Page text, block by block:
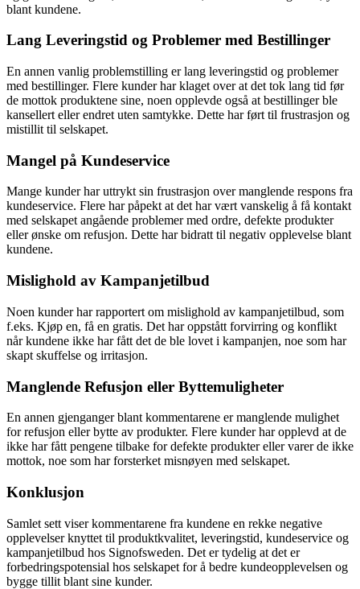
blant kundene.
Lang Leveringstid og Problemer med Bestillinger
En annen vanlig problemstilling er lang leveringstid og problemer
med bestillinger. Flere kunder har klaget over at det tok lang tid før
de mottok produktene sine, noen opplevde også at bestillinger ble
kansellert eller endret uten samtykke. Dette har ført til frustrasjon og
mistillit til selskapet.
Mangel på Kundeservice
Mange kunder har uttrykt sin frustrasjon over manglende respons fra
kundeservice. Flere har påpekt at det har vært vanskelig å få kontakt
med selskapet angående problemer med ordre, defekte produkter
eller ønske om refusjon. Dette har bidratt til negativ opplevelse blant
kundene.
Mislighold av Kampanjetilbud
Noen kunder har rapportert om mislighold av kampanjetilbud, som
f.eks. Kjøp en, få en gratis. Det har oppstått forvirring og konflikt
når kundene ikke har fått det de ble lovet i kampanjen, noe som har
skapt skuffelse og irritasjon.
Manglende Refusjon eller Byttemuligheter
En annen gjenganger blant kommentarene er manglende mulighet
for refusjon eller bytte av produkter. Flere kunder har opplevd at de
ikke har fått pengene tilbake for defekte produkter eller varer de ikke
mottok, noe som har forsterket misnøyen med selskapet.
Konklusjon
Samlet sett viser kommentarene fra kundene en rekke negative
opplevelser knyttet til produktkvalitet, leveringstid, kundeservice og
kampanjetilbud hos Signofsweden. Det er tydelig at det er
forbedringspotensial hos selskapet for å bedre kundeopplevelsen og
bygge tillit blant sine kunder.